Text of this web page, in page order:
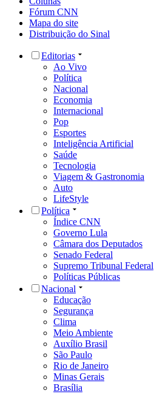
Fórum CNN
Mapa do site
Distribuição do Sinal
Editorias
Ao Vivo
Política
Nacional
Economia
Internacional
Pop
Esportes
Inteligência Artificial
Saúde
Tecnologia
Viagem & Gastronomia
Auto
LifeStyle
Política
Índice CNN
Governo Lula
Câmara dos Deputados
Senado Federal
Supremo Tribunal Federal
Políticas Públicas
Nacional
Educação
Segurança
Clima
Meio Ambiente
Auxílio Brasil
São Paulo
Rio de Janeiro
Minas Gerais
Brasília